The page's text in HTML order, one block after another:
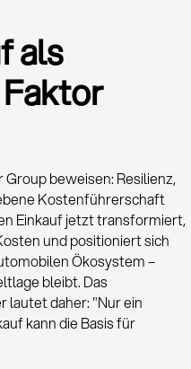
als
Group beweisen: Resilienz,
Kosten­führerschaft
Einkauf jetzt transformiert,
und positioniert sich
Ökosystem –
bleibt. Das
lautet daher: "Nur ein
kann die Basis für